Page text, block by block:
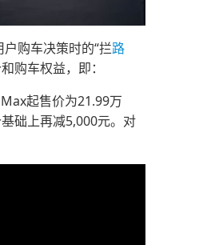
购车决策时的“拦路
购车权益，即：
起售价为21.99万
础上再减5,000元。对